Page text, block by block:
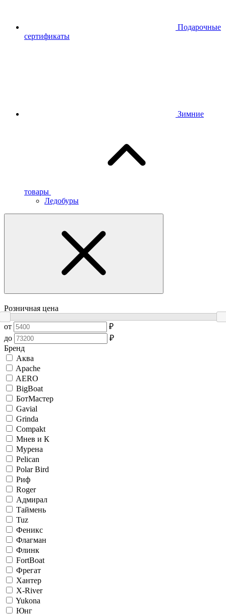
Подарочные
сертификаты
Зимние
товары
Ледобуры
Розничная цена
от
₽
до
₽
Бренд
Аква
Apache
AERO
BigBoat
БотМастер
Gavial
Grinda
Compakt
Мнев и К
Мурена
Pelican
Polar Bird
Риф
Roger
Адмирал
Таймень
Tuz
Феникс
Флагман
Флинк
FortBoat
Фрегат
Хантер
X-River
Yukona
Юнг